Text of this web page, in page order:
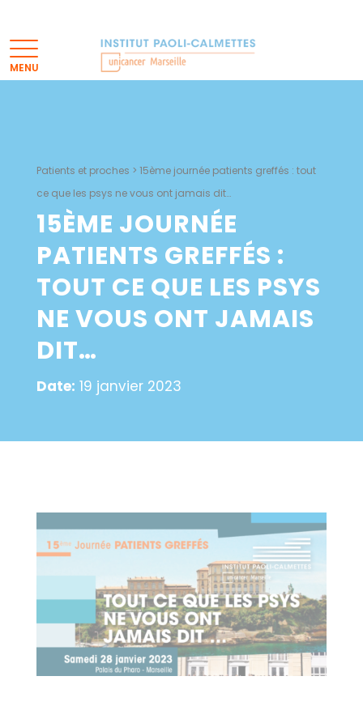
Patients et proches > 15ème journée patients greffés : tout
ce que les psys ne vous ont jamais dit…
15ÈME JOURNÉE
PATIENTS GREFFÉS :
TOUT CE QUE LES PSYS
NE VOUS ONT JAMAIS
DIT…
Date: 19 janvier 2023